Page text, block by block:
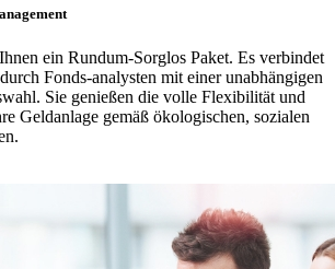
ein Rundum-Sorglos Paket. Es verbindet
Fonds-analysten mit einer unabhängigen
Sie genießen die volle Flexibilität und
Geldanlage gemäß ökologischen, sozialen